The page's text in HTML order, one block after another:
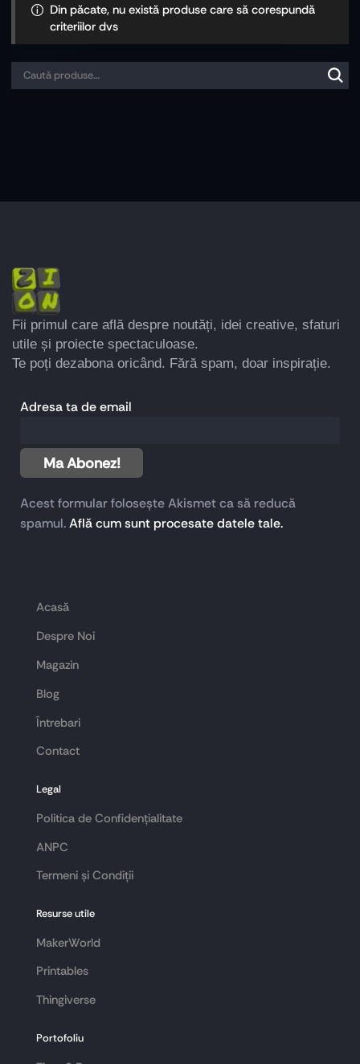
Din păcate, nu există produse care să corespundă
criteriilor dvs
Fii primul care află despre noutăți, idei creative, sfaturi
utile și proiecte spectaculoase.
Te poți dezabona oricând. Fără spam, doar inspirație.
Adresa ta de email
Acest formular folosește Akismet ca să reducă
spamul.Află cum sunt procesate datele tale.
Acasă
Despre Noi
Magazin
Blog
Întrebari
Contact
Legal
Politica de Confidențialitate
ANPC
Termeni și Condiții
Resurse utile
MakerWorld
Printables
Thingiverse
Portofoliu